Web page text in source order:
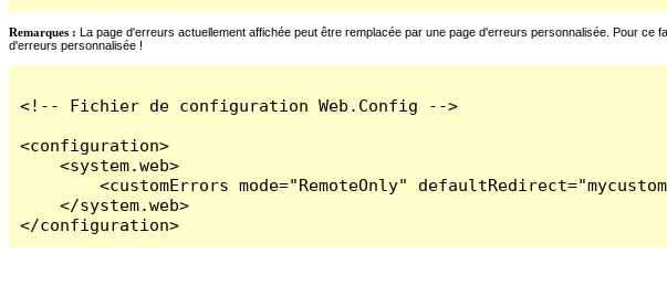
Remarques : La page d'erreurs actuellement affichée peut être remplacée par une page d'erreurs personnalisée. Pour
d'erreurs personnalisée !
<!-- Fichier de configuration Web.Config -->
<configuration>
    <system.web>
<customErrors mode="RemoteOnly"
    </system.web>
</configuration>